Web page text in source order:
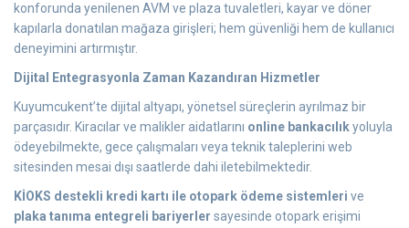
konforunda yenilenen AVM ve plaza tuvaletleri, kayar ve döner
kapılarla donatılan mağaza girişleri; hem güvenliği hem de kullanıcı
deneyimini artırmıştır.
Dijital Entegrasyonla Zaman Kazandıran Hizmetler
Kuyumcukent’te dijital altyapı, yönetsel süreçlerin ayrılmaz bir
parçasıdır. Kiracılar ve malikler aidatlarını online bankacılıkyoluyla
ödeyebilmekte, gece çalışmaları veya teknik taleplerini web
sitesinden mesai dışı saatlerde dahi iletebilmektedir.
KİOKS destekli kredi kartı ile otopark ödeme sistemleri ve
plaka tanıma entegreli bariyerler sayesinde otopark erişimi